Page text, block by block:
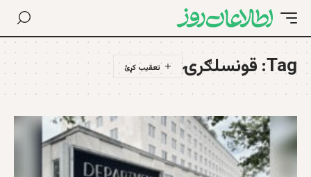
Tag: قونسلګرۍ